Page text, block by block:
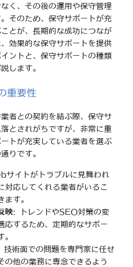
く、その後の運用や保守管理
そのため、保守サポートが充
とが、長期的な成功につなが
効果的な保守サポートを提供
ントと、保守サポートの種類
します。
重要性
者との契約を結ぶ際、保守サ
とされがちですが、非常に重
トが充実している業者を選ぶ
りです。
サイトがトラブルに見舞われ
対応してくれる業者がいるこ
ます。
映: トレンドやSEO対策の変
応するため、定期的なサポー
。
技術面での問題を専門家に任せ
の他の業務に専念できるよう